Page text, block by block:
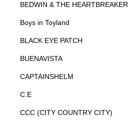
BEDWIN & THE
Boys in Toyland
BLACK EYE PATCH
BUENAVISTA
CAPTAINSHELM
C.E
CCC (CITY COUNTRY CITY)